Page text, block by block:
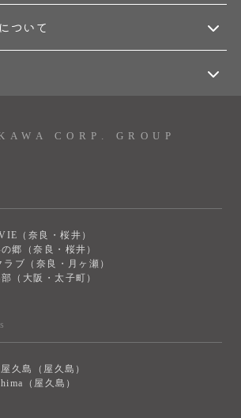
ついて
CORP. GROUP
（奈良・桜井）
郷（奈良・桜井）
ブ（奈良・月ヶ瀬）
（大阪・太子町）
久島（屋久島）
（屋久島）